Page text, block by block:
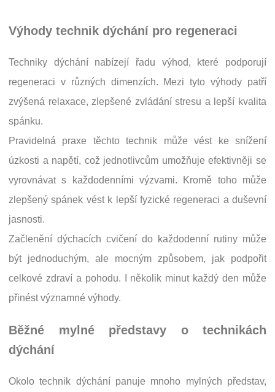
Výhody technik dýchání pro regeneraci
Techniky dýchání nabízejí řadu výhod, které podporují
regeneraci v různých dimenzích. Mezi tyto výhody patří
zvýšená relaxace, zlepšené zvládání stresu a lepší kvalita
spánku.
Pravidelná praxe těchto technik může vést ke snížení
úzkosti a napětí, což jednotlivcům umožňuje efektivněji se
vyrovnávat s každodenními výzvami. Kromě toho může
zlepšený spánek vést k lepší fyzické regeneraci a duševní
jasnosti.
Začlenění dýchacích cvičení do každodenní rutiny může
být jednoduchým, ale mocným způsobem, jak podpořit
celkové zdraví a pohodu. I několik minut každý den může
přinést významné výhody.
Běžné mylné představy o technikách
dýchání
Okolo technik dýchání panuje mnoho mylných představ,